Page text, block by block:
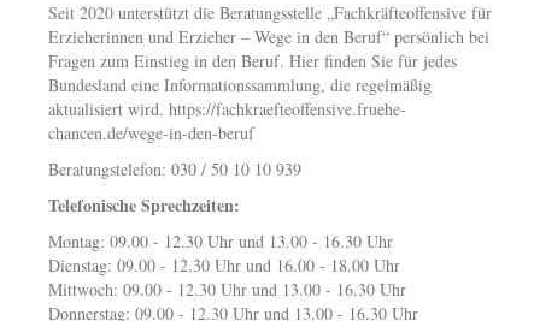
Seit 2020 unterstützt die Beratungsstelle „Fachkräfteoffensive für
Erzieherinnen und Erzieher – Wege in den Beruf“ persönlich bei
Fragen zum Einstieg in den Beruf. Hier finden Sie für jedes
Bundesland eine Informationssammlung, die regelmäßig
aktualisiert wird. https://fachkraefteoffensive.fruehe-
chancen.de/wege-in-den-beruf
Beratungstelefon: 030 / 50 10 10 939
Telefonische Sprechzeiten:
Montag: 09.00 - 12.30 Uhr und 13.00 - 16.30 Uhr
Dienstag: 09.00 - 12.30 Uhr und 16.00 - 18.00 Uhr
Mittwoch: 09.00 - 12.30 Uhr und 13.00 - 16.30 Uhr
Donnerstag: 09.00 - 12.30 Uhr und 13.00 - 16.30 Uhr